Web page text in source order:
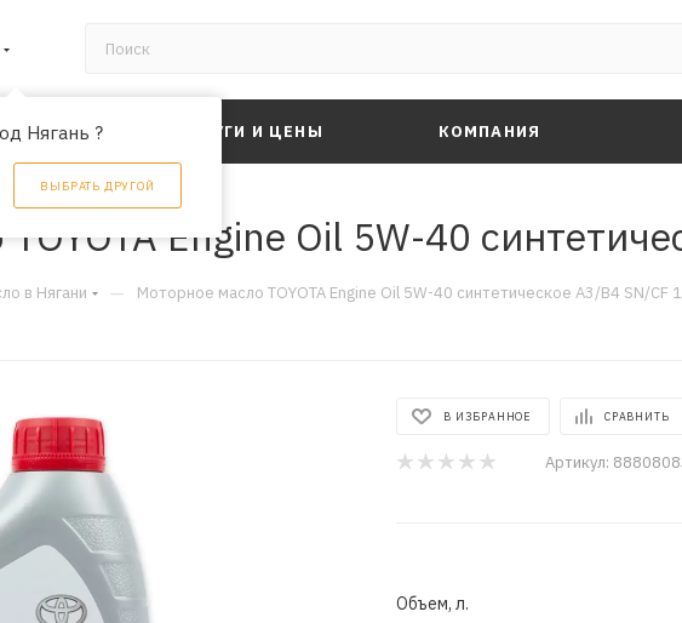
Нягань ?
ВЫБРАТЬ ДРУГОЙ
УСЛУГИ И ЦЕНЫ КОМПАНИЯ
Engine Oil 5W-40
в Нягани — Моторное масло TOYOTA Engine Oil 5W-40 синтетическое A3/B4 SN/CF
В ИЗБРАННОЕ СРАВНИТЬ
Артикул:
Объем, л.